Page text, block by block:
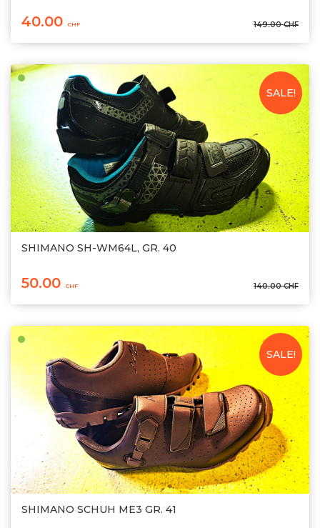
40.00 CHF 149.00 CHF
SALE!
SHIMANO SH-WM64L, GR. 40
50.00 CHF 140.00 CHF
SALE!
SHIMANO SCHUH ME3 GR. 41